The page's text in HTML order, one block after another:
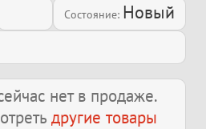
Состояние: Новый
нет в продаже.
другие товары